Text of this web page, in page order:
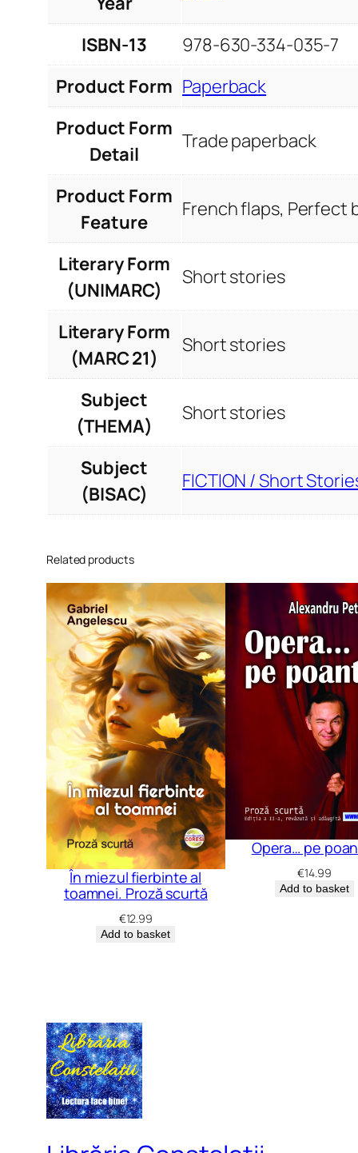
ISBN-13
978-630-334-035-7
Product Form Paperback
Product Form
Detail
Trade paperback
Product Form
Feature
French flaps, Perfect
Literary Form
(UNIMARC)
Short stories
Literary Form
(MARC 21)
Short stories
Subject
(THEMA)
Short stories
Subject
(BISAC)
FICTION / Short
Related products
În miezul fierbinte al
toamnei. Proză scurtă
€12.99
Add to basket
Opera… pe
€14.99
Add to basket